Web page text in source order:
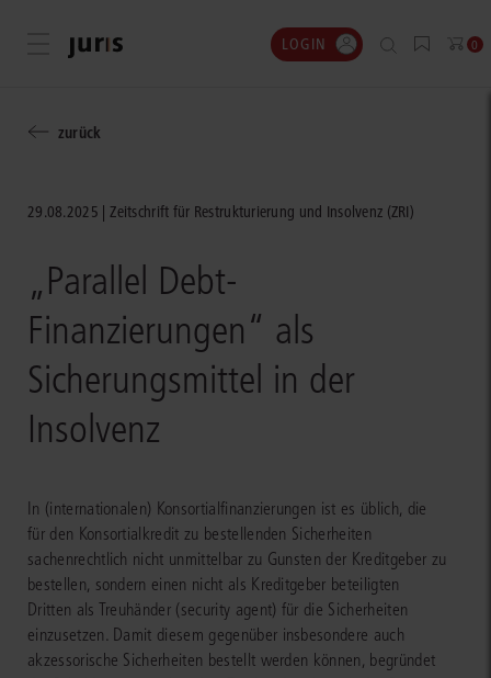
Menü öffnen LOGIN 0
zurück
29.08.2025 Zeitschrift für Restrukturierung und Insolvenz (ZRI)
„Parallel Debt-
Finanzierungen“ als
Sicherungsmittel in der
Insolvenz
In (internationalen) Konsortialfinanzierungen ist es üblich, die
für den Konsortialkredit zu bestellenden Sicherheiten
sachenrechtlich nicht unmittelbar zu Gunsten der Kreditgeber zu
bestellen, sondern einen nicht als Kreditgeber beteiligten
Dritten als Treuhänder (security agent) für die Sicherheiten
einzusetzen. Damit diesem gegenüber insbesondere auch
akzessorische Sicherheiten bestellt werden können, begründet